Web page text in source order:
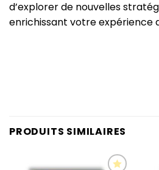
d’explorer de nouvelles
enrichissant votre expérience
PRODUITS SIMILAIRES